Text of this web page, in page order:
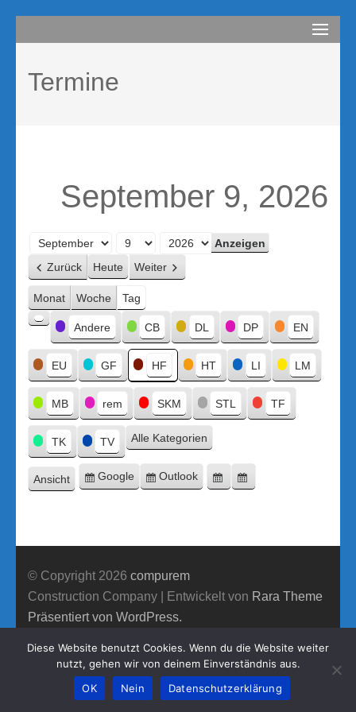
Inhalt
(Enter
drücken)
compurem
Termine
September 9, 2026
Monat
Tag
Jahr
Zurück Heute Weiter
Monat Woche Tag
Kategorien
Kategorie
ohne
Titel
Andere CB DL DP EN
EU GF HF HT LI LM
MB rem SKM STL TF
TK TV Alle Kategorien
Ansicht ausdrucken
Eintragen
Google
Eintragen
Outlook
Google-
© Copyright 2026 compurem
Construction Company | Entwickelt von Rara Theme
Präsentiert von WordPress.
Diese Website benutzt Cookies. Wenn du die Website weiter
nutzt, gehen wir von deinem Einverständnis aus.
OK
Nein Datenschutzerklärung